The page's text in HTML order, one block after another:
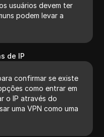
usuários devem ter
podem levar a
de IP
confirmar se existe
como entrar em
o IP através do
uma VPN como uma